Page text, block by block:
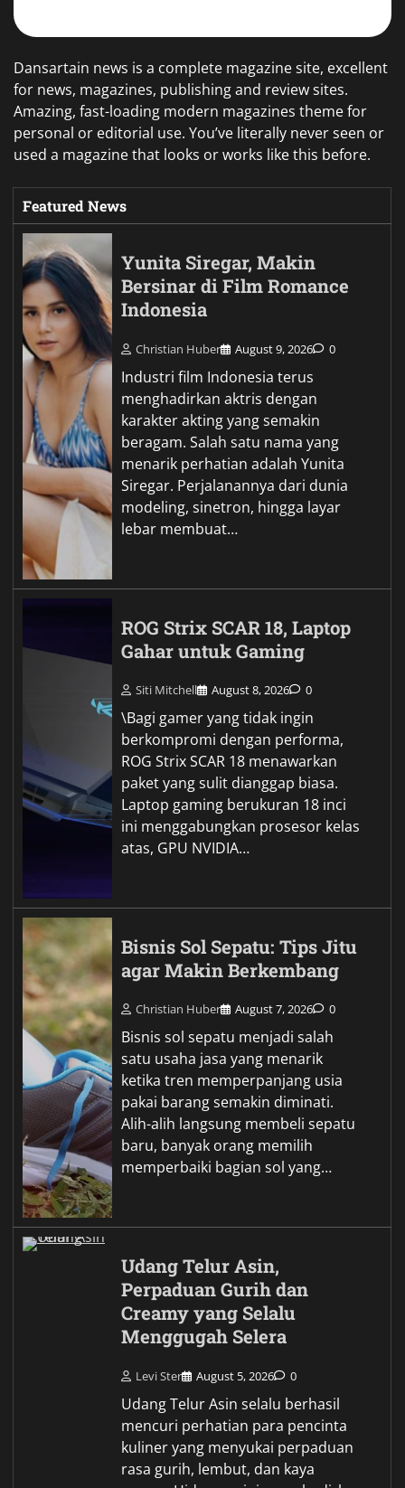
berkompromi dengan performa,
ROG Strix SCAR 18 menawarkan
paket yang sulit dianggap biasa.
Laptop gaming berukuran 18 inci
ini menggabungkan prosesor kelas
Bisnis Sol Sepatu: Tips Jitu
agar Makin Berkembang
Bisnis sol sepatu menjadi salah
satu usaha jasa yang menarik
ketika tren memperpanjang usia
pakai barang semakin diminati.
Alih-alih langsung membeli sepatu
baru, banyak orang memilih
memperbaiki bagian sol yang…
Udang Telur Asin,
Perpaduan Gurih dan
Creamy yang Selalu
Udang Telur Asin selalu berhasil
mencuri perhatian para pencinta
kuliner yang menyukai perpaduan
rasa gurih, lembut, dan kaya
aroma. Hidangan ini menghadirkan
sensasi yang berbeda karena
Brief Bytes
Danau Sole, Permata Alam
yang Menyimpan
Keheningan dan Pesona
Menakjubkan
Levi Ster August 3, 2026 0
Danau Sole menjadi salah satu
destinasi alam yang mampu
dan jauh dari hiruk pikuk
perkotaan. Hamparan air yang
tampak jernih…
Tana Toraja, Negeri
Budaya yang Menyimpan
Pesona Alam dan Tradisi
yang Tak Pernah Pudar